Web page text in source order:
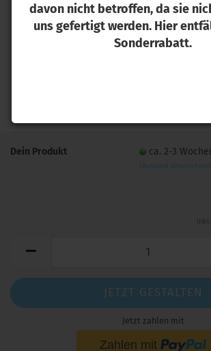
davon nicht betroffen, da sie
uns gefertigt werden. Hier
Sonderrabatt.
Dein Produkt ca. 2-3
(Ausland
JETZT GESTALTEN
Jetzt zahlen mit